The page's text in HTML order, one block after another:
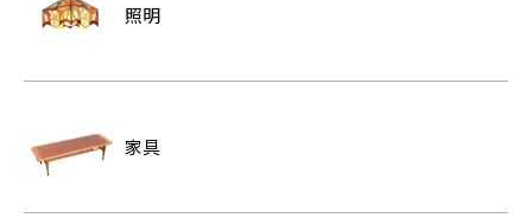
照明
家具